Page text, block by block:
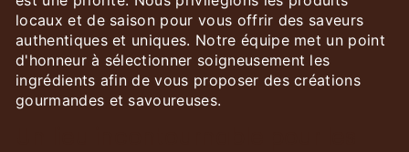
locaux et de saison pour vous offrir des saveurs
authentiques et uniques. Notre équipe met un point
d'honneur à sélectionner soigneusement les
ingrédients afin de vous proposer des créations
gourmandes et savoureuses.